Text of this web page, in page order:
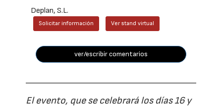
Deplan, S.L.
Solicitar información Ver stand virtual
ver/escribir comentarios
El evento, que se celebrará los días 16 y